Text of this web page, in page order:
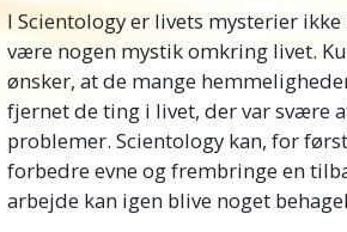
I Scientology er livets mysterier
være nogen mystik omkring livet.
ønsker, at de mange
fjernet de ting i livet, der var svære
problemer. Scientology kan, for
forbedre evne og frembringe en
arbejde kan igen blive noget